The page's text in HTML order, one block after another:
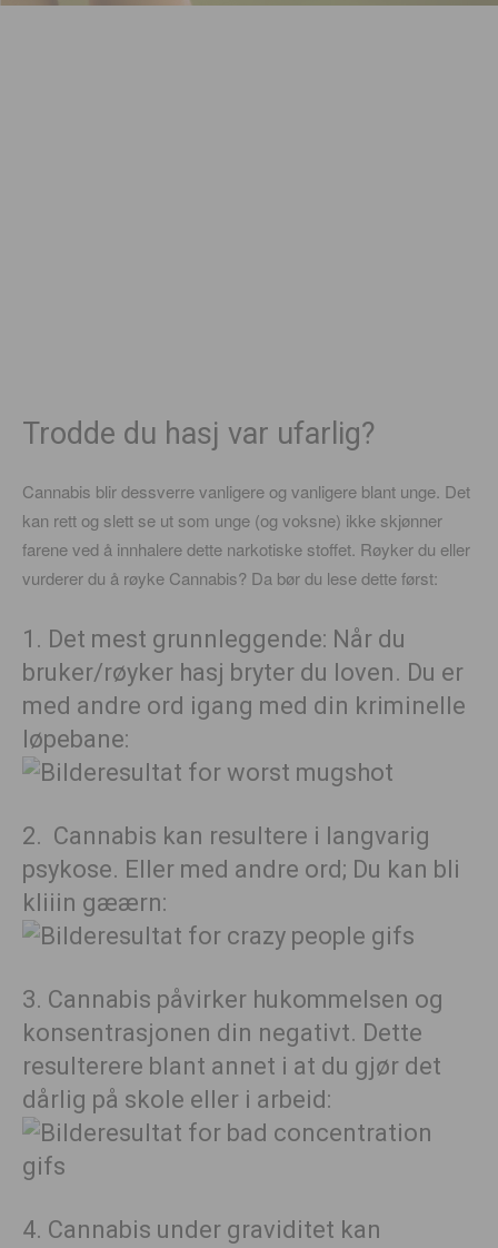
Trodde du hasj var ufarlig?
Cannabis blir dessverre vanligere og vanligere blant unge. Det
kan rett og slett se ut som unge (og voksne) ikke skjønner
farene ved å innhalere dette narkotiske stoffet. Røyker du eller
vurderer du å røyke Cannabis? Da bør du lese dette først:
1. Det mest grunnleggende: Når du
bruker/røyker hasj bryter du loven. Du er
med andre ord igang med din kriminelle
løpebane:
2. Cannabis kan resultere i langvarig
psykose. Eller med andre ord; Du kan bli
kliiin gæærn:
3. Cannabis påvirker hukommelsen og
konsentrasjonen din negativt. Dette
resulterere blant annet i at du gjør det
dårlig på skole eller i arbeid:
4. Cannabis under graviditet kan